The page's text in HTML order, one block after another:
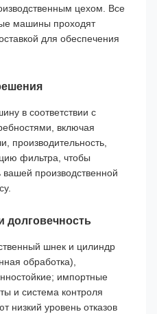
цехом. Все
машины проходят
для обеспечения
в соответствии с
включая
производительность,
фильтра, чтобы
вашей производственной
долговечность
шнек и цилиндр
обработка),
импортные
и система контроля
низкий уровень отказов